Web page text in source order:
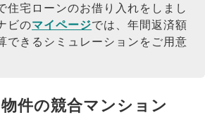
住宅ローンのお借り入れをしまし
ビのマイページでは、年間返済額
できるシミュレーションをご用意
件の競合マンション